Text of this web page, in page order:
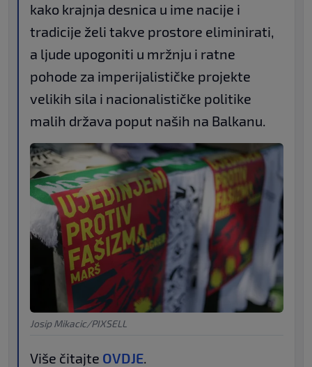
kako krajnja desnica u ime nacije i
tradicije želi takve prostore eliminirati,
a ljude upogoniti u mržnju i ratne
pohode za imperijalističke projekte
velikih sila i nacionalističke politike
malih država poput naših na Balkanu.
Josip Mikacic/PIXSELL
Više čitajte OVDJE